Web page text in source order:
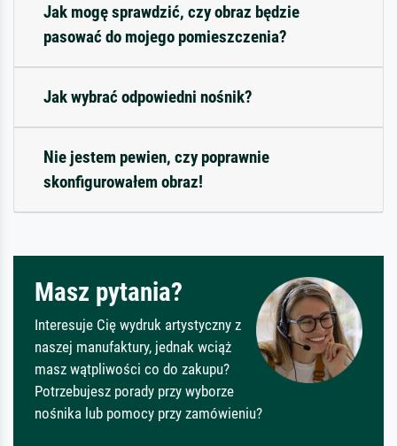
Jak mogę sprawdzić, czy obraz będzie
pasować do mojego pomieszczenia?
Jak wybrać odpowiedni nośnik?
Nie jestem pewien, czy poprawnie
skonfigurowałem obraz!
Masz pytania?
Interesuje Cię wydruk artystyczny z
naszej manufaktury, jednak wciąż
masz wątpliwości co do zakupu?
Potrzebujesz porady przy wyborze
nośnika lub pomocy przy zamówieniu?